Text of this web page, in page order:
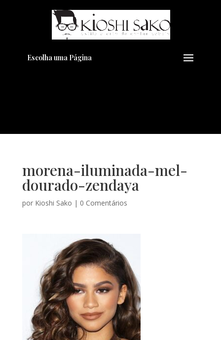
Escolha uma Página
morena-iluminada-mel-
dourado-zendaya
por Kioshi Sako | 0 Comentários
Pensando em transformar seu
Visual??